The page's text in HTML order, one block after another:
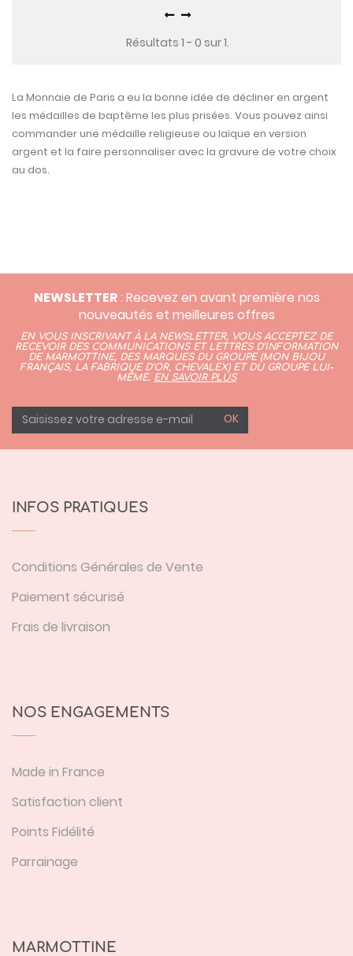
Résultats 1 - 0 sur 1.
La Monnaie de Paris a eu la bonne idée de décliner en argent
les médailles de baptême les plus prisées. Vous pouvez ainsi
commander une médaille religieuse ou laïque en version
argent et la faire personnaliser avec la gravure de votre choix
au dos.
NEWSLETTER: Recevez en avant première nos
nouveautés et meilleures offres
EN VOUS INSCRIVANT À LA NEWSLETTER, VOUS ACCEPTEZ DE
RECEVOIR DES COMMUNICATIONS ET LETTRES D’INFORMATION
DE MARMOTTINE, DES MARQUES DU GROUPE (MON BIJOU
FRANÇAIS, LA FABRIQUE D’OR, CHEVALEX)ET DU GROUPE LUI-
MÊME. EN SAVOIR PLUS
OK
INFOS PRATIQUES
Conditions Générales de Vente
Paiement sécurisé
Frais de livraison
NOS ENGAGEMENTS
Made in France
Satisfaction client
Points Fidélité
Parrainage
MARMOTTINE